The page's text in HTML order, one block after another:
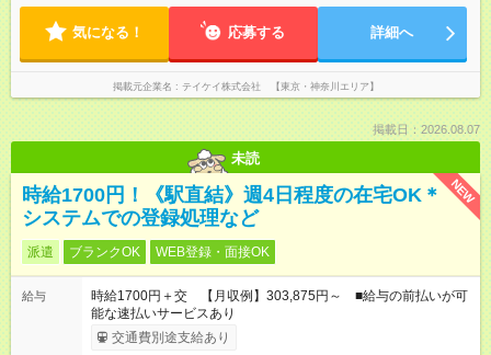
気になる！ 応募する 詳細へ
掲載元企業名 テイケイ株式会社 【東京・神奈川エリア】
掲載日：2026.08.07
未読
NEW
時給1700円！《駅直結》週4日程度の在宅OK＊
システムでの登録処理など
派遣 ブランクOK WEB登録・面接OK
給与
時給1700円＋交 【月収例】303,875円～ ■給与の前払いが可
能な速払いサービスあり
交通費別途支給あり